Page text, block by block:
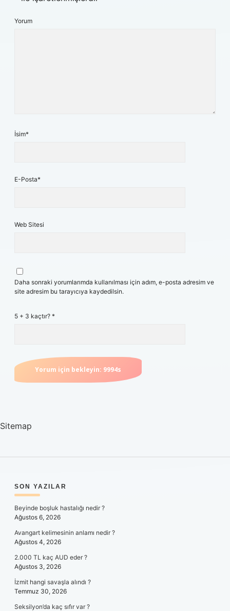
Yorum
İsim*
E-Posta*
Web Sitesi
Daha sonraki yorumlarımda kullanılması için adım, e-posta adresim ve
site adresim bu tarayıcıya kaydedilsin.
5 + 3 kaçtır? *
Sitemap
SIDEBAR
SON YAZILAR
Beyinde boşluk hastalığı nedir ?
Ağustos 6, 2026
Avangart kelimesinin anlamı nedir ?
Ağustos 4, 2026
2.000 TL kaç AUD eder ?
Ağustos 3, 2026
İzmit hangi savaşla alındı ?
Temmuz 30, 2026
Seksilyon’da kaç sıfır var ?